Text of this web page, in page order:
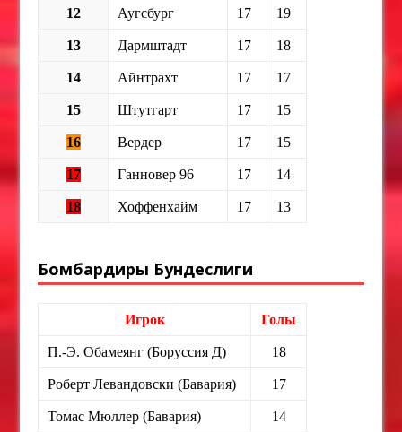
12 Аугсбург 17 19
13 Дармштадт 17 18
14 Айнтрахт 17 17
15 Штутгарт 17 15
16 Вердер 17 15
17 Ганновер 96 17 14
18 Хоффенхайм 17 13
Бомбардиры Бундеслиги
Игрок Голы
П.-Э. Обамеянг (Боруссия Д) 18
Роберт Левандовски (Бавария) 17
Томас Мюллер (Бавария) 14